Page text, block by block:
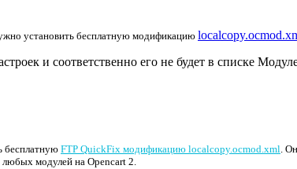
установить бесплатную модификацию
и соответственно его не будет в списке
бесплатную FTP QuickFix модификацию localcopy.ocmod.xml .
модулей на Opencart 2.